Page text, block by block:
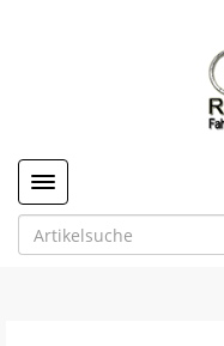
Toggle navigation